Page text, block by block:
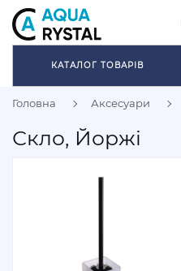
КАТАЛОГ ТОВАРІВ
Головна Аксесуари
Скло, Йоржі